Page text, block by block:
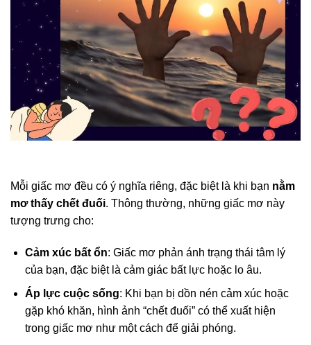
Mỗi giấc mơ đều có ý nghĩa riêng, đặc biệt là khi bạn nằm
mơ thấy chết đuối. Thông thường, những giấc mơ này
tượng trưng cho:
Cảm xúc bất ổn: Giấc mơ phản ánh trạng thái tâm lý
của bạn, đặc biệt là cảm giác bất lực hoặc lo âu.
Áp lực cuộc sống: Khi bạn bị dồn nén cảm xúc hoặc
gặp khó khăn, hình ảnh “chết đuối” có thể xuất hiện
trong giấc mơ như một cách để giải phóng.